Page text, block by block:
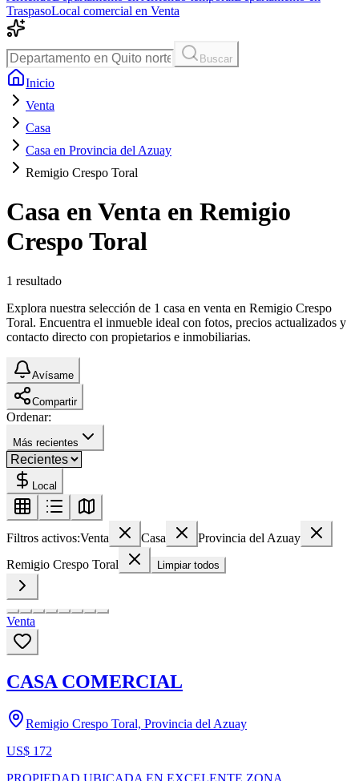
TraspasoLocal comercial en Venta
Buscar
Inicio
Venta
Casa
Casa en Provincia del Azuay
Remigio Crespo Toral
Casa en Venta en Remigio
Crespo Toral
1 resultado
Explora nuestra selección de 1 casa en venta en Remigio Crespo
Toral. Encuentra el inmueble ideal con fotos, precios actualizados y
contacto directo con propietarios e inmobiliarias.
Avísame
Compartir
Ordenar:
Más recientes
Local
Filtros activos:Venta Casa
Provincia del Azuay
Remigio Crespo Toral
Limpiar todos
Venta
CASA COMERCIAL
Remigio Crespo Toral, Provincia del Azuay
US$ 172
PROPIEDAD UBICADA EN EXCELENTE ZONA